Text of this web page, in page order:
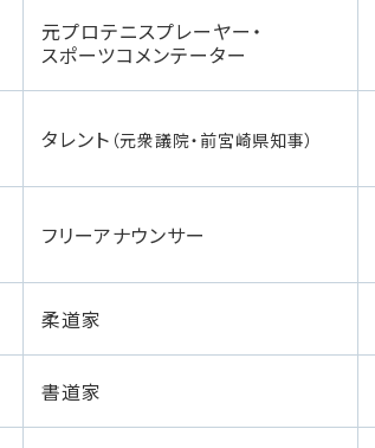
元プロテニスプレーヤー・
スポーツコメンテーター
タレント （元衆議院・前宮崎県知事）
フリーアナウンサー
柔道家
書道家